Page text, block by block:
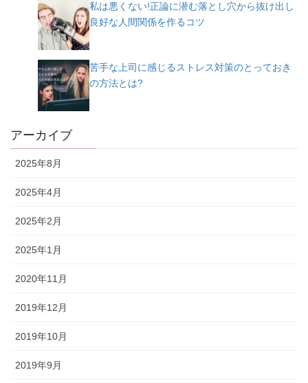
私は悪くない!正論に潜む落とし穴から抜け出し
良好な人間関係を作るコツ
苦手な上司に感じるストレス対策のとっておき
の方法とは?
アーカイブ
2025年8月
2025年4月
2025年2月
2025年1月
2020年11月
2019年12月
2019年10月
2019年9月